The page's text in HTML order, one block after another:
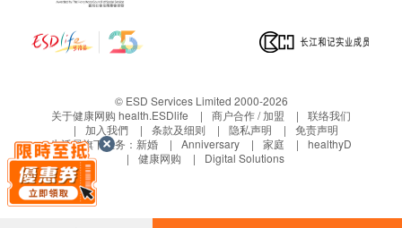
© ESD Services Limited 2000-2026
关于健康网购 health.ESDlife
商户合作 / 加盟
联络我们
加入我們
条款及细则 隐私声明
免责声明
生活易旗下业务： 新婚 Anniversary 家庭
healthyD
健康网购
Digital Solutions